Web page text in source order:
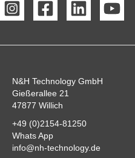
N&H Technology GmbH
Gießerallee 21
47877 Willich
+49 (0)2154-81250
Whats App
info@nh-technology.de